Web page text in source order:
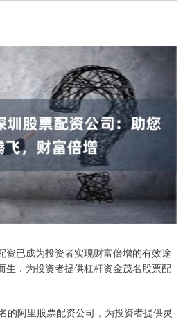
资已成为投资者实现财富倍增的有效途
生，为投资者提供杠杆资金茂名股票配
的阿里股票配资公司，为投资者提供灵